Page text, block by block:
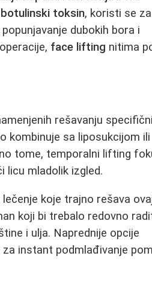
botulinski toksin, koristi se za
dubokih bora i
face lifting nitima
rešavanju
kombinuje sa liposukcijom ili
tome, temporalni lifting
licu mladolik izgled.
koje trajno rešava
koji bi trebalo redovno
i ulja. Naprednije opcije
za instant podmlađivanje